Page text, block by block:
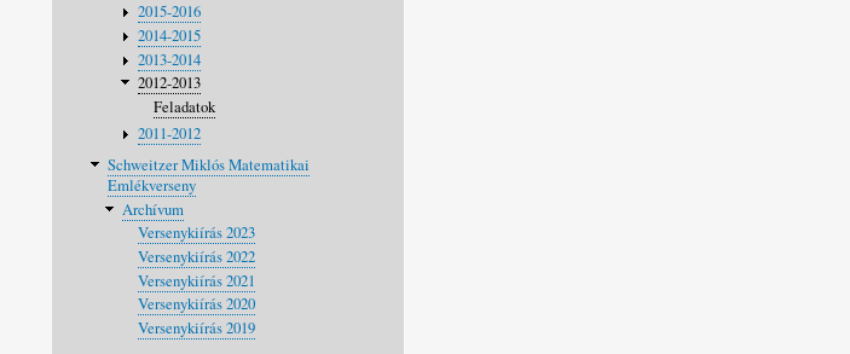
2015-2016
2014-2015
2013-2014
2012-2013
Feladatok
2011-2012
Schweitzer Miklós Matematikai
Emlékverseny
Archívum
Versenykiírás 2023
Versenykiírás 2022
Versenykiírás 2021
Versenykiírás 2020
Versenykiírás 2019